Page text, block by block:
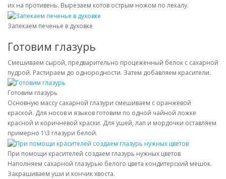
их на противень. Вырезаем котов острым ножом по лекалу.
Запекаем печенье в духовке
Готовим глазурь
Смешиваем сырой, предварительно процеженный белок с сахарной
пудрой. Растираем до однородности. Затем добавляем красители.
Готовим глазурь
Основную массу сахарной глазури смешиваем с оранжевой
краской. Для носов и языков готовим по одной чайной ложке
красной и коричневой краски. Для ушей, лап и мордочки оставляем
примерно 1\3 глазури белой.
При помощи красителей создаем глазурь нужных цветов
Наполняем сахарной глазурью белого цвета кондитерский мешок.
Закрашиваем уши и кончик хвоста.